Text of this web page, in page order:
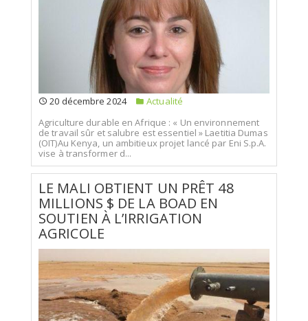
20 décembre 2024
Actualité
Agriculture durable en Afrique : « Un environnement
de travail sûr et salubre est essentiel » Laetitia Dumas
(OIT)Au Kenya, un ambitieux projet lancé par Eni S.p.A.
vise à transformer d...
LE MALI OBTIENT UN PRÊT 48
MILLIONS $ DE LA BOAD EN
SOUTIEN À L’IRRIGATION
AGRICOLE